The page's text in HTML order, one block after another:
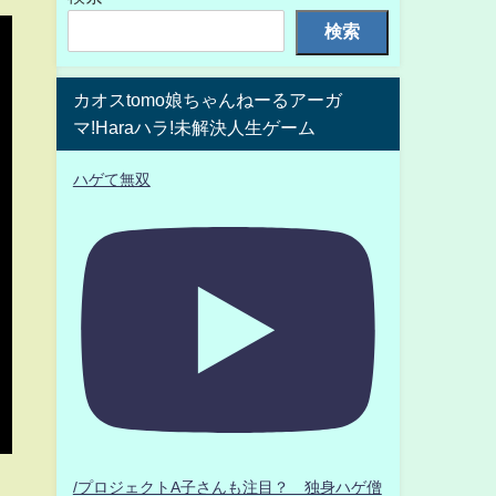
検索
カオスtomo娘ちゃんねーるアーガ
マ!Haraハラ!未解決人生ゲーム
ハゲて無双
/プロジェクトA子さんも注目？ 独身ハゲ僧